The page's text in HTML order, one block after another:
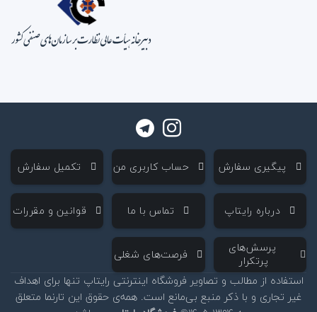
‌ پیگیری سفارش ‌ حساب کاربری من ‌ تکمیل سفارش
‌ درباره رایتاپ ‌ تماس با ما ‌ قوانین و مقررات
‌ پرسش‌های
پرتکرار
‌ فرصت‌های شغلی
استفاده از مطالب و تصاویر فروشگاه اینترنتی رایتاپ تنها برای اهداف
غیر تجاری و با ذکر منبع بی‌مانع است. همه‌ی حقوق این تارنما متعلق